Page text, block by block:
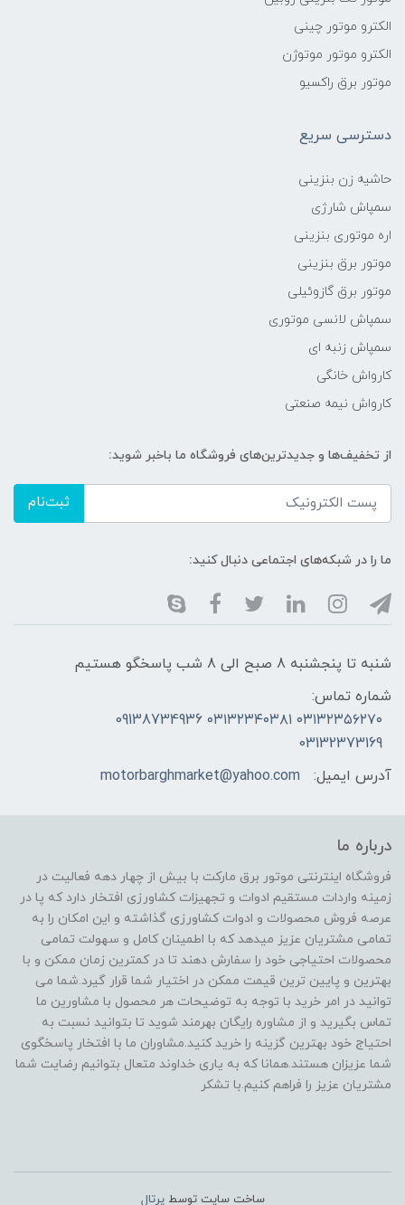
الکترو موتور چینی
الکترو موتور موتوژن
موتور برق راکسیو
دسترسی سریع
حاشیه زن بنزینی
سمپاش شارژی
اره موتوری بنزینی
موتور برق بنزینی
موتور برق گازوئیلی
سمپاش لانسی موتوری
سمپاش زنبه ای
کارواش خانگی
کارواش نیمه صنعتی
از تخفیف‌ها و جدیدترین‌های فروشگاه ما باخبر شوید:
ثبت‌نام
ما را در شبکه‌های اجتماعی دنبال کنید:
شنبه تا پنجشنبه 8 صبح الی 8 شب پاسخگو هستیم
شماره تماس:
۰۳۱۳۲۳۵۶۲۷۰ ۰۳۱۳۲۳۴۰۳۸۱ 09138734936
03132373169
آدرس ایمیل:
motorbarghmarket@yahoo.com
درباره ما
فروشگاه اینترنتی موتور برق مارکت با بیش از چهار دهه فعالیت در
زمینه واردات مستقیم ادوات و تجهیزات کشاورزی افتخار دارد که پا در
عرصه فروش محصولات و ادوات کشاورزی گذاشته و این امکان را به
تمامی مشتریان عزیز میدهد که با اطمینان کامل و سهولت تمامی
محصولات احتیاجی خود را سفارش دهند تا در کمترین زمان ممکن و با
بهترین و پایین ترین قیمت ممکن در اختیار شما قرار گیرد.شما می
توانید در امر خرید با توجه به توضیحات هر محصول با مشاورین ما
تماس بگیرید و از مشاوره رایگان بهرمند شوید تا بتوانید نسبت به
احتیاج خود بهترین گزینه را خرید کنید.مشاوران ما با افتخار پاسخگوی
شما عزیزان هستند.همانا که به یاری خداوند متعال بتوانیم رضایت شما
مشتریان عزیز را فراهم کنیم.با تشکر
ساخت سایت توسطپرتال